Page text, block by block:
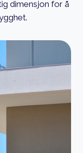
dimensjon for å